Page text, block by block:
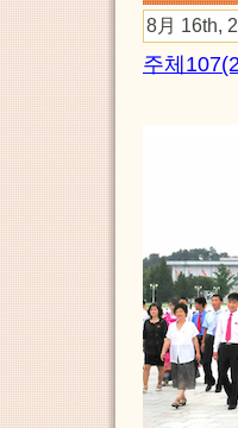
8月 16th,
주체